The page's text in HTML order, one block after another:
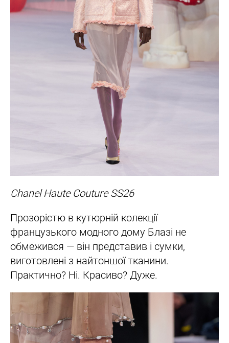
Chanel Haute Couture SS26
Прозорістю в кутюрній колекції
французького модного дому Блазі не
обмежився — він представив і сумки,
виготовлені з найтоншої тканини.
Практично? Ні. Красиво? Дуже.